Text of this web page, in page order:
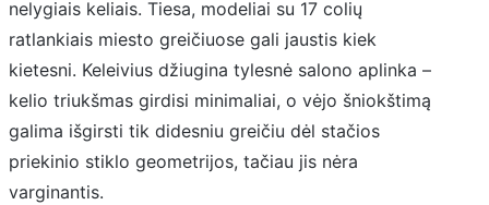
nelygiais keliais. Tiesa, modeliai su 17 colių
ratlankiais miesto greičiuose gali jaustis kiek
kietesni. Keleivius džiugina tylesnė salono aplinka –
kelio triukšmas girdisi minimaliai, o vėjo šniokštimą
galima išgirsti tik didesniu greičiu dėl stačios
priekinio stiklo geometrijos, tačiau jis nėra
varginantis.